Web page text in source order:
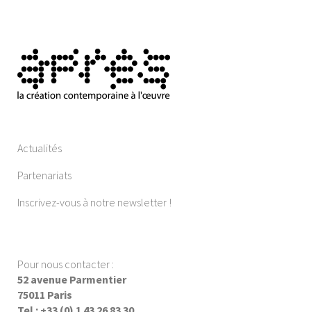
Actualités
Partenariats
Inscrivez-vous à notre newsletter !
Pour nous contacter :
52 avenue Parmentier
75011 Paris